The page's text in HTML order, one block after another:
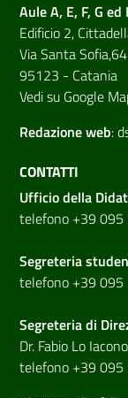
Aule A, E, F, G
Edificio 2,
Via Santa Sofia,64
95123 - Catania
Vedi su Google
Redazione web:
CONTATTI
Ufficio della
telefono +39
Segreteria
telefono +39
Segreteria di
Dr. Fabio Lo Iacono
telefono +39